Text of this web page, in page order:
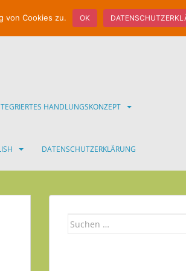
HANDLUNGSKONZEPT
DATENSCHUTZERKLÄRUNG
Suchen
von Cookies zu. OK